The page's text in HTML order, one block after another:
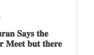
𝐒𝐚𝐲𝐬 𝐭𝐡𝐞
𝐌𝐞𝐞𝐭 𝐛𝐮𝐭 𝐭𝐡𝐞𝐫𝐞